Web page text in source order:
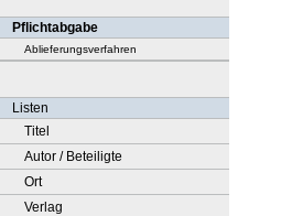
Pflichtabgabe
Ablieferungsverfahren
Listen
Titel
Autor / Beteiligte
Ort
Verlag